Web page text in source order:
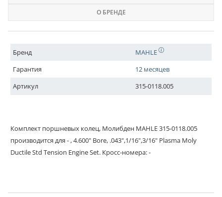
О БРЕНДЕ
Бренд
MAHLE
Гарантия
12 месяцев
Артикул
315-0118.005
Комплект поршневых колец, Молибден MAHLE 315-0118.005
производится для - , 4.600" Bore, .043",1/16",3/16" Plasma Moly
Ductile Std Tension Engine Set. Кросс-номера: -